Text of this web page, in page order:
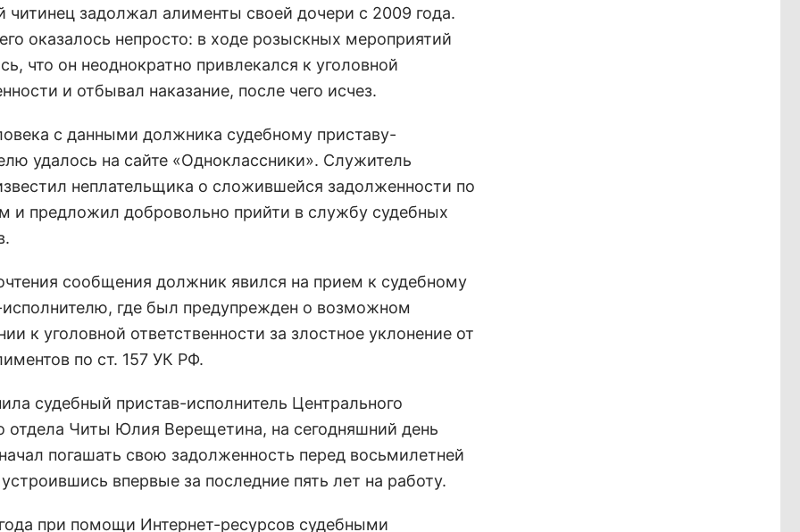
читинец задолжал алименты своей дочери с 2009 года.
оказалось непросто: в ходе розыскных мероприятий
что он неоднократно привлекался к уголовной
и отбывал наказание, после чего исчез.
с данными должника судебному приставу-
удалось на сайте «Одноклассники». Служитель
неплательщика о сложившейся задолженности по
и предложил добровольно прийти в службу судебных
сообщения должник явился на прием к судебному
исполнителю, где был предупрежден о возможном
к уголовной ответственности за злостное уклонение от
по ст. 157 УК РФ.
судебный пристав-исполнитель Центрального
отдела Читы Юлия Верещетина, на сегодняшний день
погашать свою задолженность перед восьмилетней
впервые за последние пять лет на работу.
при помощи Интернет-ресурсов судебными